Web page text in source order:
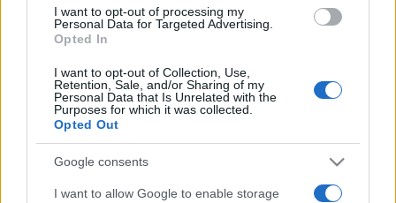
I want to opt-out of processing my
Personal Data for Targeted Advertising.
Opted In
I want to opt-out of Collection, Use,
Retention, Sale, and/or Sharing of my
Personal Data that Is Unrelated with the
Purposes for which it was collected.
Opted Out
Google consents
I want to allow Google to enable storage
EOS, az ausztriai Steirischer Jägerchor, a németországi
Junges Vokalensemble Hannover és a Harmonie
Lindenholzhausen, valamint a kecskeméti Aurin Leánykar
vett részt. A verseny Facebook-oldalán közzétett
eredmények szerint az Aurin Leánykar két kategóriában is
Arany Diplomát kapott. Bár előzetesen meghirdették, végül
a nagydíjas versenyt nem tartották meg. A nyíregyházi
kórus tagjai július 15-én Reggelóban, július 16-án és 17-én